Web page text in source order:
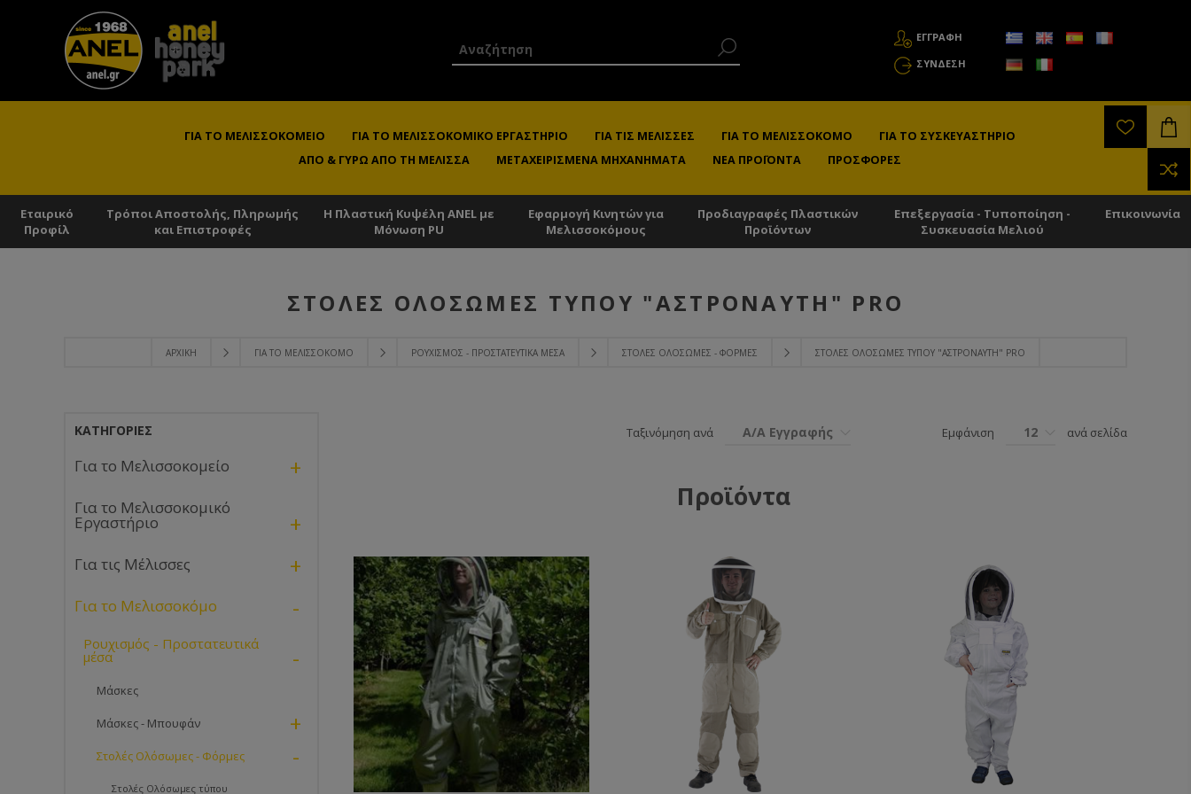
ΕΓΓΡΑΦΗ
ΣΎΝΔΕΣΗ
ΓΙΑ ΤΟ ΜΕΛΙΣΣΟΚΟΜΕΊΟ ΓΙΑ ΤΟ ΜΕΛΙΣΣΟΚΟΜΙΚΌ ΕΡΓΑΣΤΉΡΙΟ ΓΙΑ ΤΙΣ ΜΈΛΙΣΣΕΣ ΓΙΑ ΤΟ ΜΕΛΙΣΣΟΚΌΜΟ
ΓΙΑ ΤΟ ΣΥΣΚΕΥΑΣΤΉΡΙΟ
ΑΠΌ & ΓΎΡΩ ΑΠΌ ΤΗ ΜΈΛΙΣΣΑ
ΜΕΤΑΧΕΙΡΙΣΜΈΝΑ ΜΗΧΑΝΉΜΑΤΑ ΝΈΑ ΠΡΟΪΌΝΤΑ ΠΡΟΣΦΟΡΈΣ
Εταιρικό
Προφίλ
Τρόποι Αποστολής, Πληρωμής
και Επιστροφές
Η Πλαστική Κυψέλη ANEL με
Μόνωση PU
Εφαρμογή Κινητών για
Μελισσοκόμους
Προδιαγραφές Πλαστικών
Προϊόντων
Επεξεργασία - Τυποποίηση -
Συσκευασία Μελιού
Επικοινωνία
ΑΡΧΙΚΉ ΓΙΑ ΤΟ ΜΕΛΙΣΣΟΚΌΜΟ ΡΟΥΧΙΣΜΌΣ - ΠΡΟΣΤΑΤΕΥΤΙΚΆ ΜΈΣΑ ΣΤΟΛΈΣ ΟΛΌΣΩΜΕΣ - ΦΌΡΜΕΣ ΣΤΟΛΈΣ ΟΛΌΣΩΜΕΣ ΤΎΠΟΥ "ΑΣΤΡΟΝΑΎΤΗ" PRO
ΣΤΟΛΈΣ ΟΛΌΣΩΜΕΣ ΤΎΠΟΥ "ΑΣΤΡΟΝΑΎΤΗ" PRO
Ταξινόμηση ανά Α/Α Εγγραφής Εμφάνιση 12 ανά σελίδα
Προϊόντα
ΚΑΤΗΓΟΡΊΕΣ
Για το Μελισσοκομείο +
Για το Μελισσοκομικό
Εργαστήριο +
Για τις Μέλισσες +
Για το Μελισσοκόμο -
Ρουχισμός - Προστατευτικά
μέσα -
Μάσκες
Μάσκες - Μπουφάν +
Στολές Ολόσωμες - Φόρμες -
Στολές Ολόσωμες τύπου